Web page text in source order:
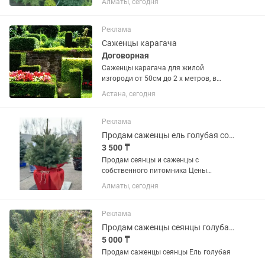
пуха. Туя смарагд,
всех видов.из плодовых
яблони,груши,абрикос,тутовники....
Алматы, сегодня
Реклама
Саженцы карагача
Договорная
Саженцы карагача для жилой
изгороди от 50см до 2 х метров, в
наличии и на заказ
Астана, сегодня
Реклама
Продам саженцы ель голубая сосна кедр липа рябина береза дуб
3 500 ₸
Продам сеянцы и саженцы с
собственного питомника Цены
договорные размеры саженцев
разные. Саженцы находятся в городе
Вашего города бесплатно
транспортной...
Алматы, сегодня
Реклама
Продам саженцы сеянцы голубая ель сибирская елка сосна липа рябина дуб
5 000 ₸
Продам саженцы сеянцы Ель голубая